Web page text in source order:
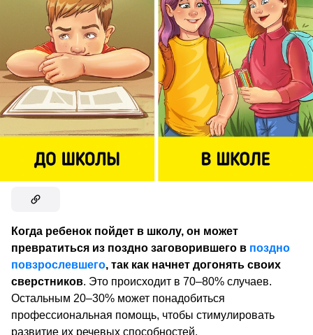
Когда ребенок пойдет в школу, он может
превратиться из поздно заговорившего в поздно
повзрослевшего, так как начнет догонять своих
сверстников. Это происходит в 70–80% случаев.
Остальным 20–30% может понадобиться
профессиональная помощь, чтобы стимулировать
развитие их речевых способностей.